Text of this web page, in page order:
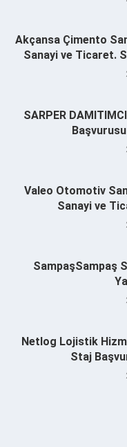
Akçansa Çimento
Sanayi ve Ticaret.
SARPER
Valeo Otomotiv
Sanayi ve
SampaşSampaş
Netlog Lojistik
Staj